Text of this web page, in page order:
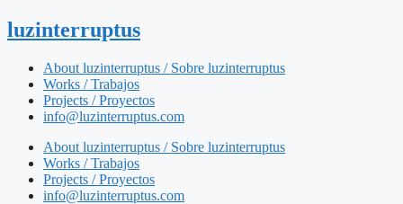
luzinterruptus
About luzinterruptus / Sobre luzinterruptus
Works / Trabajos
Projects / Proyectos
info@luzinterruptus.com
About luzinterruptus / Sobre luzinterruptus
Works / Trabajos
Projects / Proyectos
info@luzinterruptus.com